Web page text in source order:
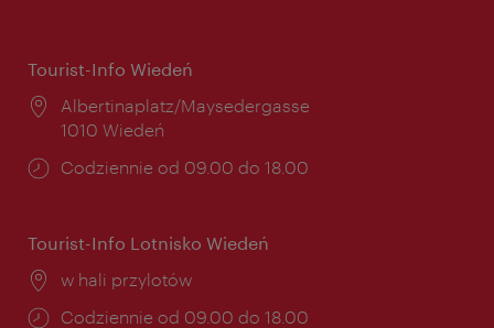
Tourist-Info Wiedeń
Miejsce:
Albertinaplatz/Maysedergasse
1010 Wiedeń
Godziny
Codziennie od 09.00 do 18.00
Tourist-Info Lotnisko Wiedeń
Miejsce:
w hali przylotów
Godziny
Codziennie od 09.00 do 18.00